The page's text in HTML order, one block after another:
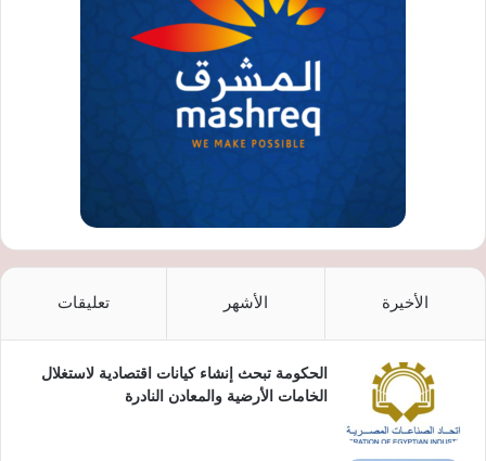
الأخيرة الأشهر تعليقات
الحكومة تبحث إنشاء كيانات اقتصادية لاستغلال
الخامات الأرضية والمعادن النادرة